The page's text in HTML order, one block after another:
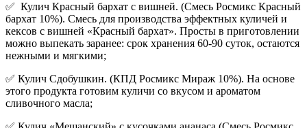
✅ Кулич Красный бархат с вишней. (Смесь Росмикс Красный
бархат 10%). Смесь для производства эффектных куличей и
кексов с вишней «Красный бархат». Просты в приготовлении
можно выпекать заранее: срок хранения 60-90 суток, остаются
нежными и мягкими;
✅ Кулич Сдобушкин. (КПД Росмикс Мираж 10%). На основе
этого продукта готовим куличи со вкусом и ароматом
сливочного масла;